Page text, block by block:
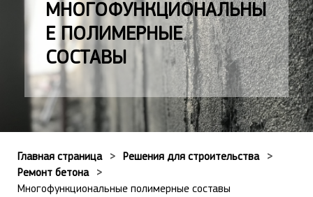
МНОГОФУНКЦИОНАЛЬНЫ
Е ПОЛИМЕРНЫЕ
СОСТАВЫ
Главная страница
Решения для строительства
Ремонт бетона
Многофункциональные полимерные составы